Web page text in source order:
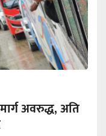
अवरुद्ध, अति